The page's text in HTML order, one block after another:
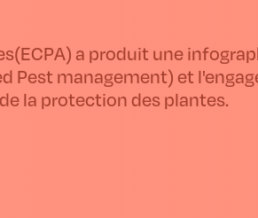
a produit une
Pest management) et
la protection des plantes.